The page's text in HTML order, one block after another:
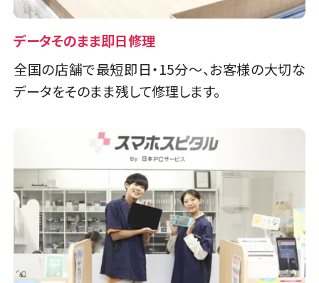
店頭修理店
スマホスピタル 大森
店舗ページへ 店舗に電話
スマホスピタル練馬
店舗ページへ 店舗に電話
スマホスピタル 京都宇治
店舗ページへ 店舗に電話
スマホスピタル 福知山
店舗ページへ 店舗に電話
兵庫県 4店舗
データそのまま即日修理
全国の店舗で最短即日・15分～、お客様の大切な
データをそのまま残して修理します。